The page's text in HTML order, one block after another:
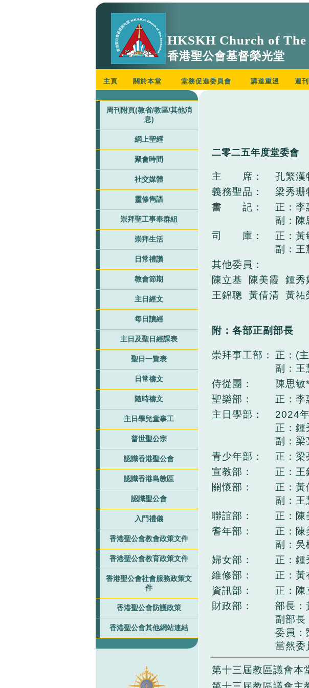
HKSKH Church of The
香港聖公會基督榮光堂
主頁 關於本堂 堂務促進委員會 講道重溫 週
周刊附頁(教省/教區/其他消
息)
網上聖經
聚會時間
社交媒體
靈修雋語
崇拜聖工事奉群組
崇拜生活
日常禮讚
教會節期
主日經文
每日讀經
主日及聖日經課表
聖日一覽表
日常禱文
隨時禱文
主日學兒童事工
普世聖公宗
認識香港聖公會
認識香港島教區
認識聖公會
入門禮儀
香港聖公會教會政策文件
香港聖公會教育政策文件
香港聖公會社會服務政策文
件
香港聖公會防護政策
香港聖公會其他網站連結
二零二五年度堂委會
主 席：
孔繁漢
義務聖品：
梁秀珊
書 記：
正：李
副：陳
司 庫：
正：黃
副：王
其他委員：
陳立基 陳美霞 鍾
王錦聰 黃倩清 黃祐
附：各部正副部長
崇拜事工部：
正：(
副：王
侍從團：
陳思敏*
聖樂部：
正：李
主日學部：
2024
正：鍾
副：梁
青少年部：
正：梁
宣教部：
正：王
關懷部：
正：黃
副：
聯誼部：
正：陳
耆年部：
正：陳
副：
婦女部：
正：鍾
維修部：
正：黃
資訊部：
正：陳
財政部：
部長：
副部長
委員
當然委
第十三屆教區議會本